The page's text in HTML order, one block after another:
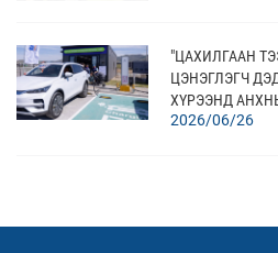
"ЦАХИЛГААН
ЦЭНЭГЛЭГЧ
ХҮРЭЭНД
ХИЙЛЭЭ
2026/06/26